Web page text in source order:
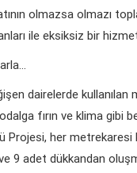
olmazsa olmazı
ile eksiksiz bir hizmet
dairelerde
fırın ve klima gibi
her metrekaresi
9 adet dükkandan